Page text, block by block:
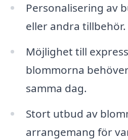
Personalisering av
eller andra tillbehör.
Möjlighet till
blommorna
samma dag.
Stort utbud av
arrangemang för